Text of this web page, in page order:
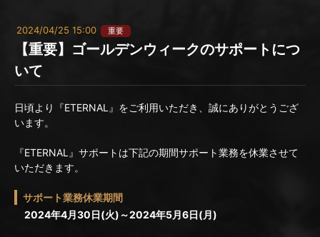
2024/04/25 15:00 重要
【重要】ゴールデンウィークのサポートにつ
いて
日頃より『ETERNAL』をご利用いただき、誠にありがとうござ
います。
『ETERNAL』サポートは下記の期間サポート業務を休業させて
いただきます。
サポート業務休業期間
2024年4月30日(火)～2024年5月6日(月)